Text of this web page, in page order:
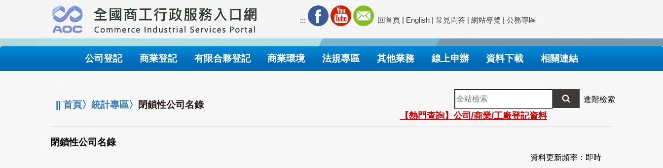
要
內
::: 回首頁 | English | 常見問答 | 網站導覽 | 公務專區
公司登記 商業登記 有限合夥登記 商業環境 法規專區 其他業務 線上申辦 資料下載 相關連結
||首頁〉統計專區〉 閉鎖性公司名錄
全
站
檢
索
進階檢索
【熱門查詢】公司/商業/工廠登記資料
閉鎖性公司名錄
資料更新頻率：即時